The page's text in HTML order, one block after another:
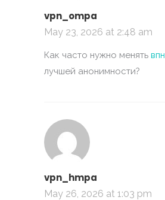
vpn_ompa
May 23, 2026 at 2:48 am
Как часто нужно менять впн
лучшей анонимности?
vpn_hmpa
May 26, 2026 at 1:03 pm